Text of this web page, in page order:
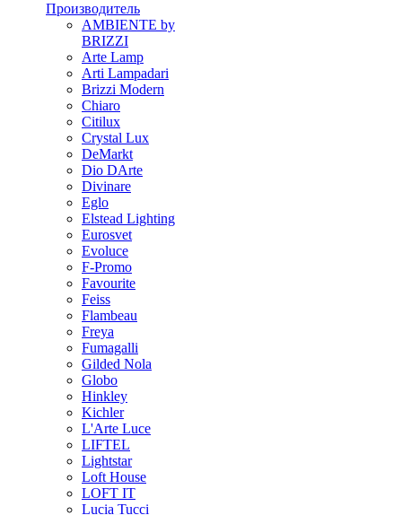
Производитель
AMBIENTE by
BRIZZI
Arte Lamp
Arti Lampadari
Brizzi Modern
Chiaro
Citilux
Crystal Lux
DeMarkt
Dio DArte
Divinare
Eglo
Elstead Lighting
Eurosvet
Evoluce
F-Promo
Favourite
Feiss
Flambeau
Freya
Fumagalli
Gilded Nola
Globo
Hinkley
Kichler
L'Arte Luce
LIFTEL
Lightstar
Loft House
LOFT IT
Lucia Tucci